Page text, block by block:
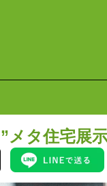
メタ住宅展